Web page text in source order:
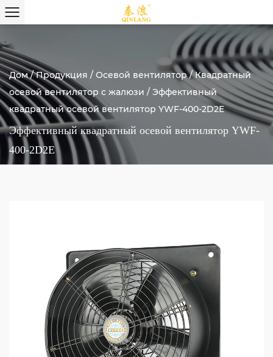
Дом/Продукция / Осевой вентилятор/Квадратный
осевой вентилятор с жалюзи / Эффективный
квадратный осевой вентилятор YWF-400-2D2E
Эффективный квадратный осевой вентилятор YWF-
400-2D2E